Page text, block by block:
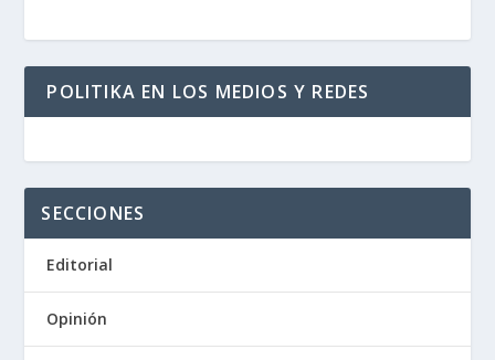
POLITIKA EN LOS MEDIOS Y REDES
SECCIONES
Editorial
Opinión